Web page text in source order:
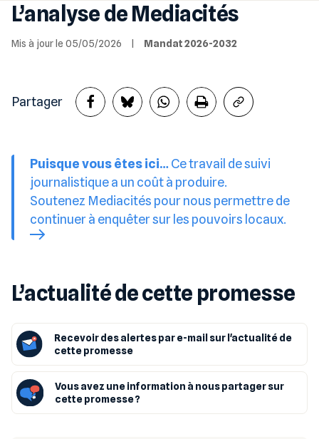
L’analyse de Mediacités
Mis à jour le 05/05/2026 Mandat 2026-2032
Partager
Puisque vous êtes ici…Ce travail de suivi
journalistique a un coût à produire.
Soutenez Mediacités pour nous permettre de
continuer à enquêter sur les pouvoirs locaux.
L’actualité de cette promesse
Recevoir des alertes par e-mail sur l'actualité de
cette promesse
Vous avez une information à nous partager sur
cette promesse ?